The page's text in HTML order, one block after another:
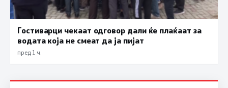
Гостиварци чекаат одговор дали ќе плаќаат за
водата која не смеат да ја пијат
пред 1 ч.